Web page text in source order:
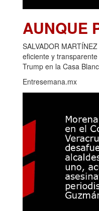
AUNQUE
SALVADOR
eficiente y
Trump en la Casa
Entresemana.mx